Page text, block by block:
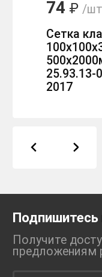
74 ₽ /
Сетка
25.93.13-
2017
Получите
предложениям